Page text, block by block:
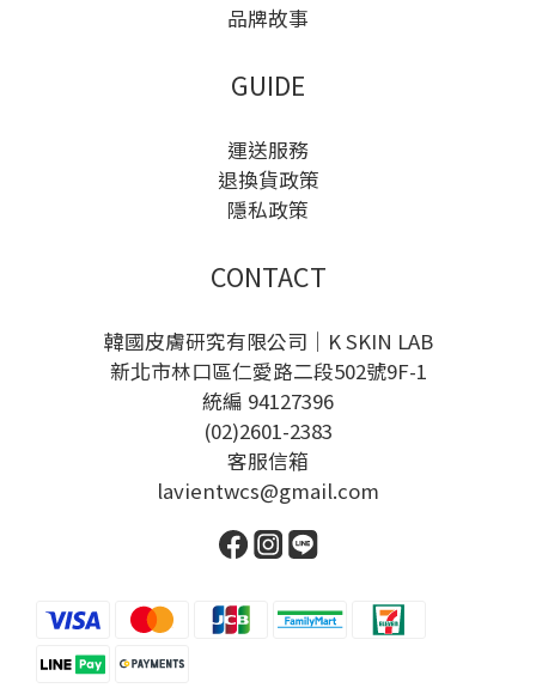
品牌故事
GUIDE
運送服務
退換貨政策
隱私政策
CONTACT
韓國皮膚研究有限公司｜K SKIN LAB
新北市林口區仁愛路二段502號9F-1
統編 94127396
(02)2601-2383
客服信箱
lavientwcs@gmail.com